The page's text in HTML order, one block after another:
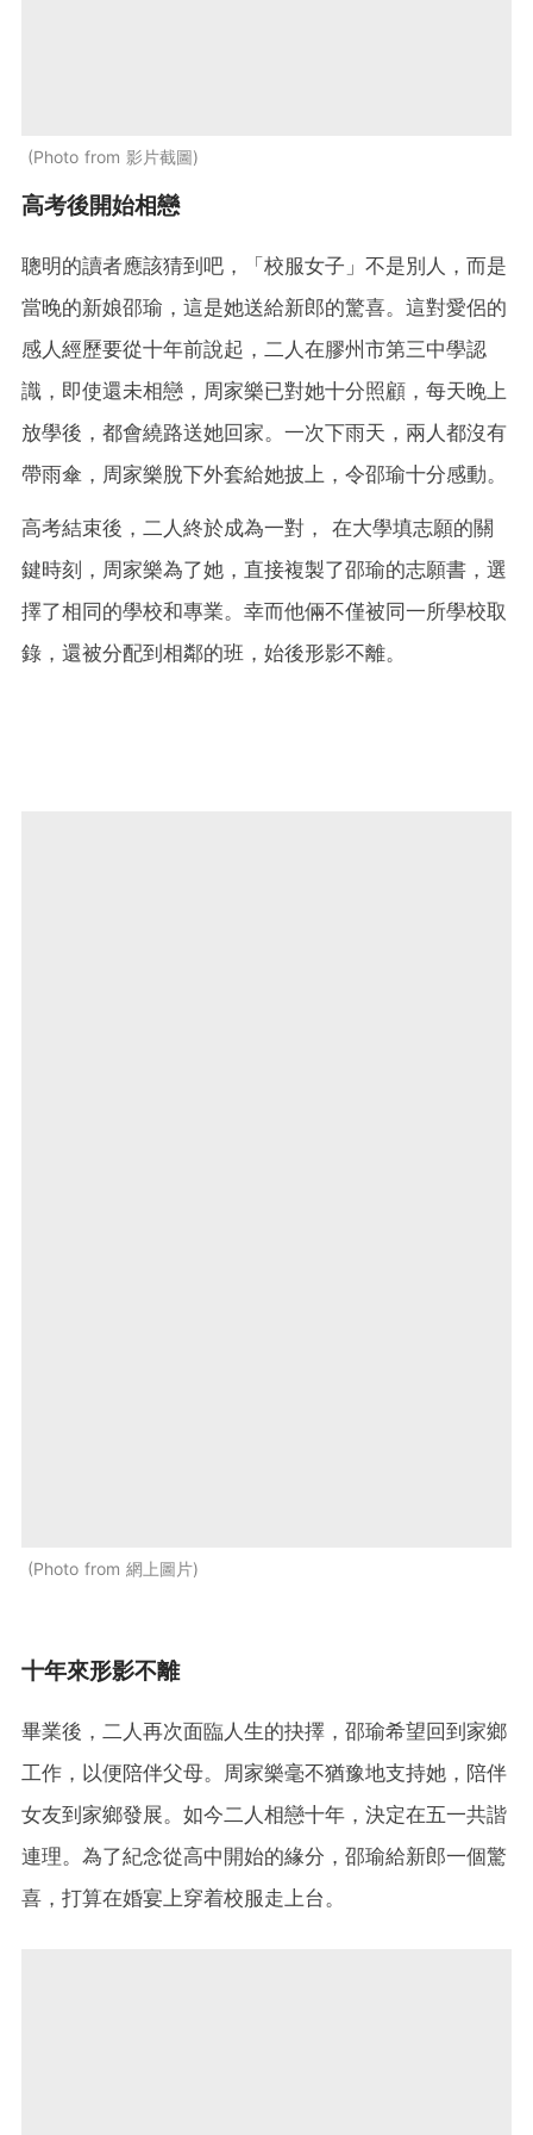
Photo from 影片截圖
高考後開始相戀
聰明的讀者應該猜到吧，「校服女子」不是別人，而是
當晚的新娘邵瑜，這是她送給新郎的驚喜。這對愛侶的
感人經歷要從十年前說起，二人在膠州市第三中學認
識，即使還未相戀，周家樂已對她十分照顧，每天晚上
放學後，都會繞路送她回家。一次下雨天，兩人都沒有
帶雨傘，周家樂脫下外套給她披上，令邵瑜十分感動。
高考結束後，二人終於成為一對， 在大學填志願的關
鍵時刻，周家樂為了她，直接複製了邵瑜的志願書，選
擇了相同的學校和專業。幸而他倆不僅被同一所學校取
錄，還被分配到相鄰的班，始後形影不離。
Photo from 網上圖片
十年來形影不離
畢業後，二人再次面臨人生的抉擇，邵瑜希望回到家鄉
工作，以便陪伴父母。周家樂毫不猶豫地支持她，陪伴
女友到家鄉發展。如今二人相戀十年，決定在五一共諧
連理。為了紀念從高中開始的緣分，邵瑜給新郎一個驚
喜，打算在婚宴上穿着校服走上台。